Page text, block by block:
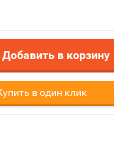
Добавить в корзину
в один клик